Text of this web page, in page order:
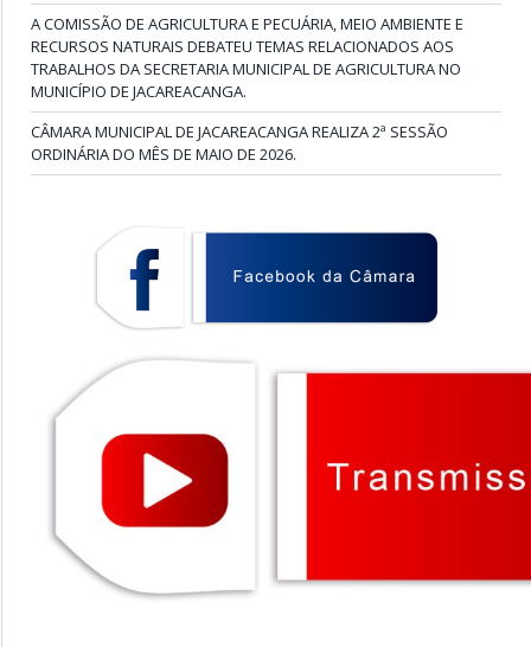
A COMISSÃO DE AGRICULTURA E PECUÁRIA, MEIO AMBIENTE E
RECURSOS NATURAIS DEBATEU TEMAS RELACIONADOS AOS
TRABALHOS DA SECRETARIA MUNICIPAL DE AGRICULTURA NO
MUNICÍPIO DE JACAREACANGA.
CÂMARA MUNICIPAL DE JACAREACANGA REALIZA 2ª SESSÃO
ORDINÁRIA DO MÊS DE MAIO DE 2026.